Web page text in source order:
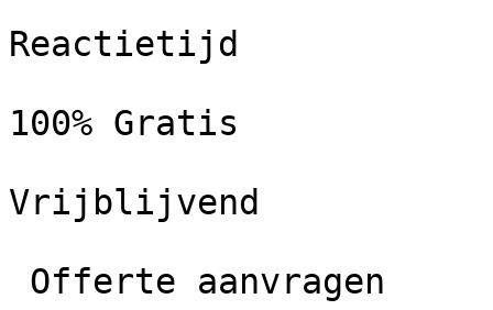
Reactietijd
100% Gratis
Vrijblijvend